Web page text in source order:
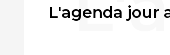
L'agenda jour